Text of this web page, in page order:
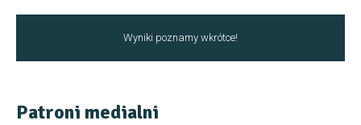
Wyniki poznamy wkrótce!
Patroni medialni